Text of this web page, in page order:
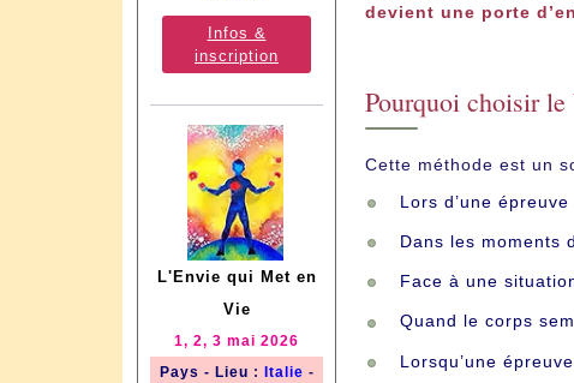
devient une porte
Pourquoi choisir
Cette méthode est un
Lors d’une
Dans les moments
Face à une
Quand le corps
Lorsqu’une
Infos &
inscription
L'Envie qui Met en
Vie
1, 2, 3 mai 2026
Pays - Lieu : Italie -